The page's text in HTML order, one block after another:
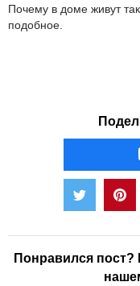
Почему в доме живут
подобное.
Понравился